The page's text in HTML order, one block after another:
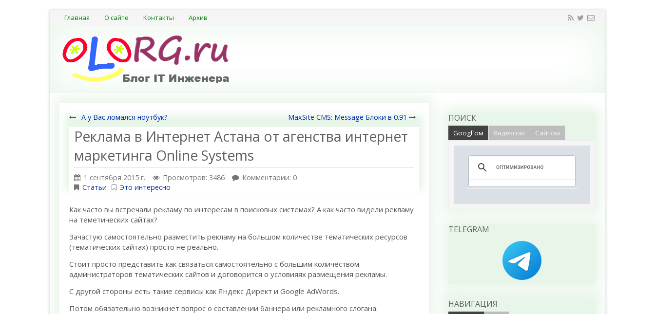
Главная О сайте Контакты Архив
А у Вас ломался ноутбук? MaxSite CMS: Message Блоки в 0.91
Реклама в Интернет Астана от агенства интернет
маркетинга Online Systems
1 сентября 2015 г. Просмотров: 3486
Комментарии: 0
Статьи
Это интересно
Как часто вы встречали рекламу по интересам в поисковых системах? А как часто видели рекламу
на теметических сайтах?
Зачастую самостоятельно разместить рекламу на большом количестве тематических ресурсов
(тематических сайтах) просто не реально.
Стоит просто представить как связаться самостоятельно с большим количеством
администраторов тематических сайтов и договорится о условияях размещения рекламы.
С другой стороны есть такие сервисы как Яндекс Директ и Google AdWords.
Потом обязательно возникнет вопрос о составлении баннера или рекламного слогана.
ПОИСК
Googl`ом Яндексом Сайтом
TELEGRAM
НАВИГАЦИЯ